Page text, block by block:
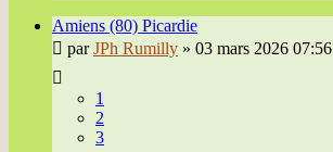
Amiens (80) Picardie
parJPh Rumilly » 03 mars 2026 07:56
1
2
3